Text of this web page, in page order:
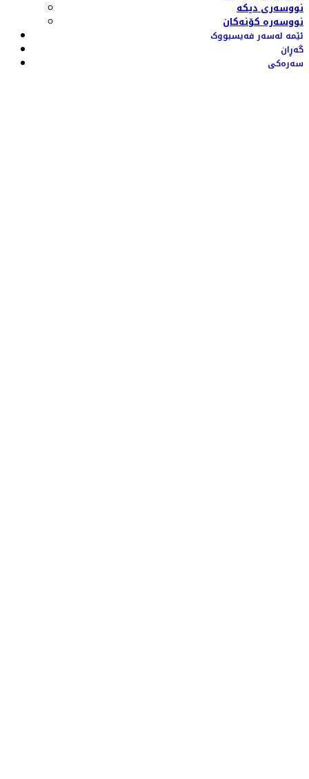
نووسەری دیکە
نووسەرە کۆنەکان
ئێمە لەسەر فەیسبووک
گەڕان
سەرەکی